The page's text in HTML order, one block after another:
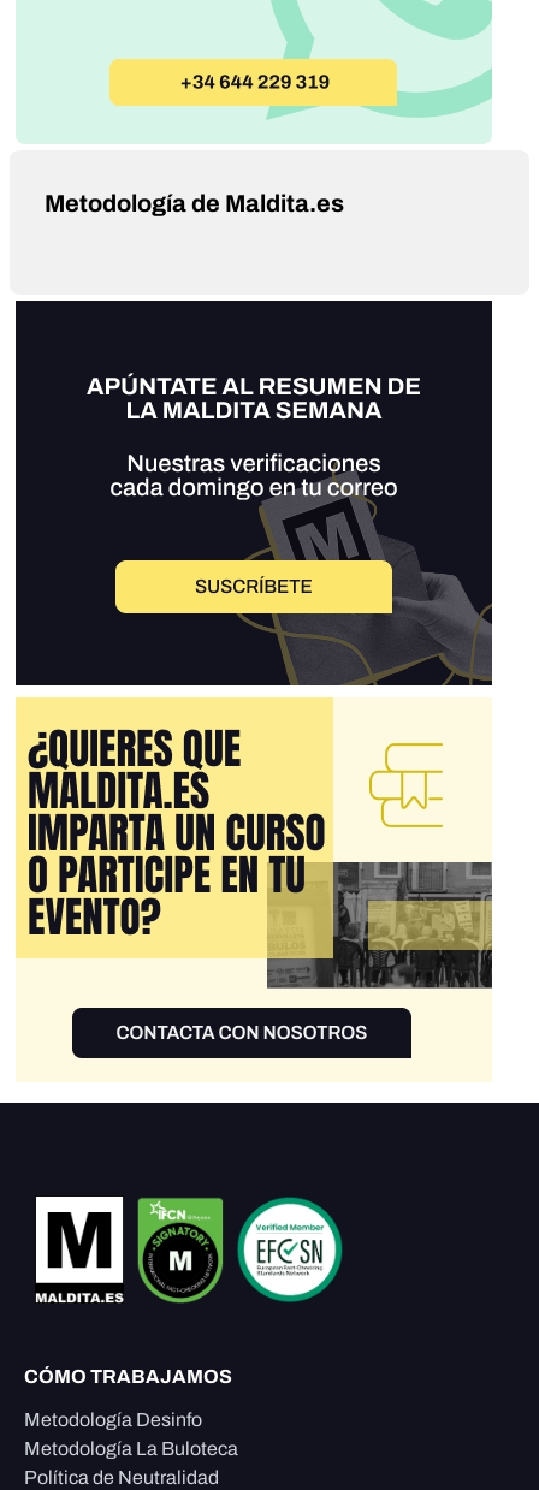
Metodología de Maldita.es
CÓMO TRABAJAMOS
Metodología Desinfo
Metodología La Buloteca
Política de Neutralidad